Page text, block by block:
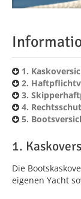
1.
2.
3.
4.
5.
1.
Die
eigenen Yacht